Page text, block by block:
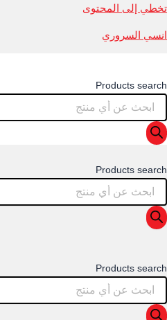
تخطي إلى المحتوى
انسي السروري
Products search
Products search
Products search